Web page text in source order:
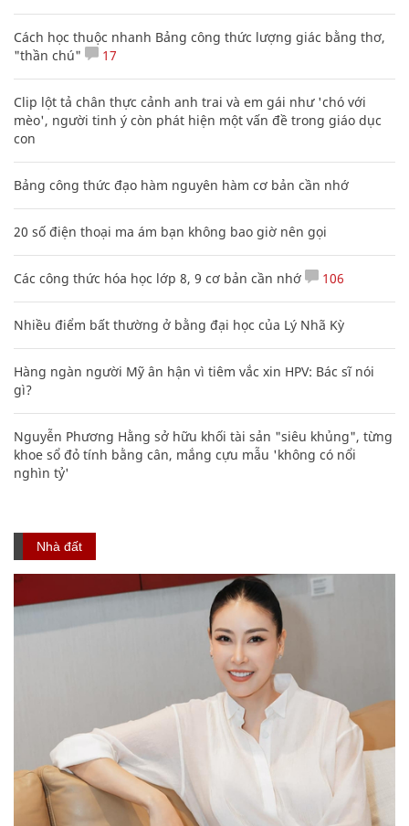
Cách học thuộc nhanh Bảng công thức lượng giác bằng thơ,
"thần chú"
17
Clip lột tả chân thực cảnh anh trai và em gái như 'chó với
mèo', người tinh ý còn phát hiện một vấn đề trong giáo dục
con
Bảng công thức đạo hàm nguyên hàm cơ bản cần nhớ
20 số điện thoại ma ám bạn không bao giờ nên gọi
Các công thức hóa học lớp 8, 9 cơ bản cần nhớ 106
Nhiều điểm bất thường ở bằng đại học của Lý Nhã Kỳ
Hàng ngàn người Mỹ ân hận vì tiêm vắc xin HPV: Bác sĩ nói
gì?
Nguyễn Phương Hằng sở hữu khối tài sản "siêu khủng", từng
khoe sổ đỏ tính bằng cân, mắng cựu mẫu 'không có nổi
nghìn tỷ'
Nhà đất